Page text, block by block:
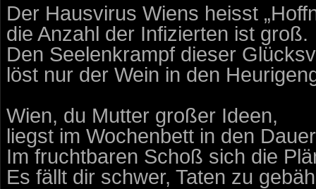
Der Hausvirus Wiens heisst
die Anzahl der Infizierten ist groß.
Den Seelenkrampf dieser
löst nur der Wein in den
Wien, du Mutter großer Ideen,
liegst im Wochenbett in den
Im fruchtbaren Schoß sich die
Es fällt dir schwer, Taten zu